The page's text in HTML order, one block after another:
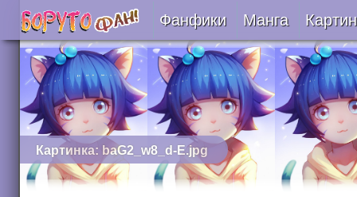
Фанфики
Читать
Сборники
Подобрать
Рецензии
Манга
Картинка: baG2_w8_d-E.jpg